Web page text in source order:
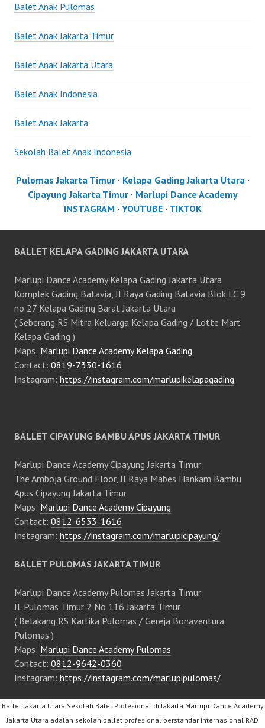
Balet Anak Pulomas
Balet Anak Jakarta Timur
Balet Anak Jakarta Utara
Balet Anak Indonesia
Balet Anak Jakarta
Sekolah Balet Anak Indonesia
Pulomas Jakarta Timur· Kelapa Gading Jakarta Utara·
Cipayung Jakarta Timur· Marlupi Dance Academy
INSTAGRAM · YOUTUBE· TIKTOK
BALLET KELAPA GADING JAKARTA UTARA
Marlupi Dance Academy Kelapa Gading Jakarta Utara
Komplek Gading Batavia, Jl Raya Gading Batavia Blok LC 9
no 27 Kelapa Gading Barat Jakarta Utara
( Seberang RS Mitra Keluarga Kelapa Gading / Lotte Mart
Kelapa Gading )
Maps: Marlupi Dance Academy Kelapa Gading
Contact: 0819-7330-1616
Instagram: https://instagram.com/marlupikelapagading
BALLET CIPAYUNG BAMBU APUS JAKARTA TIMUR
Marlupi Dance Academy Cipayung Jakarta Timur
The Amboja Ground Floor, Jl Raya Mabes Hankam Bambu
Apus Cipayung Jakarta Timur
Maps: Marlupi Dance Academy Cipayung
Contact: 0812-6533-1616
Instagram: https://instagram.com/marlupicipayung/
BALLET PULOMAS JAKARTA TIMUR
Marlupi Dance Academy Pulomas Jakarta Timur
Jl. Pulomas Timur 2 No 116 Jakarta Timur
( Belakang RS Kartika Pulomas / Gereja Bonaventura
Pulomas )
Maps: Marlupi Dance Academy Pulomas
Contact: 0812-9642-0360
Instagram: https://instagram.com/marlupipulomas/
Ballet Jakarta Utara Sekolah Balet Profesional di Jakarta Marlupi Dance Academy
Jakarta Utara adalah sekolah ballet profesional berstandar internasional RAD